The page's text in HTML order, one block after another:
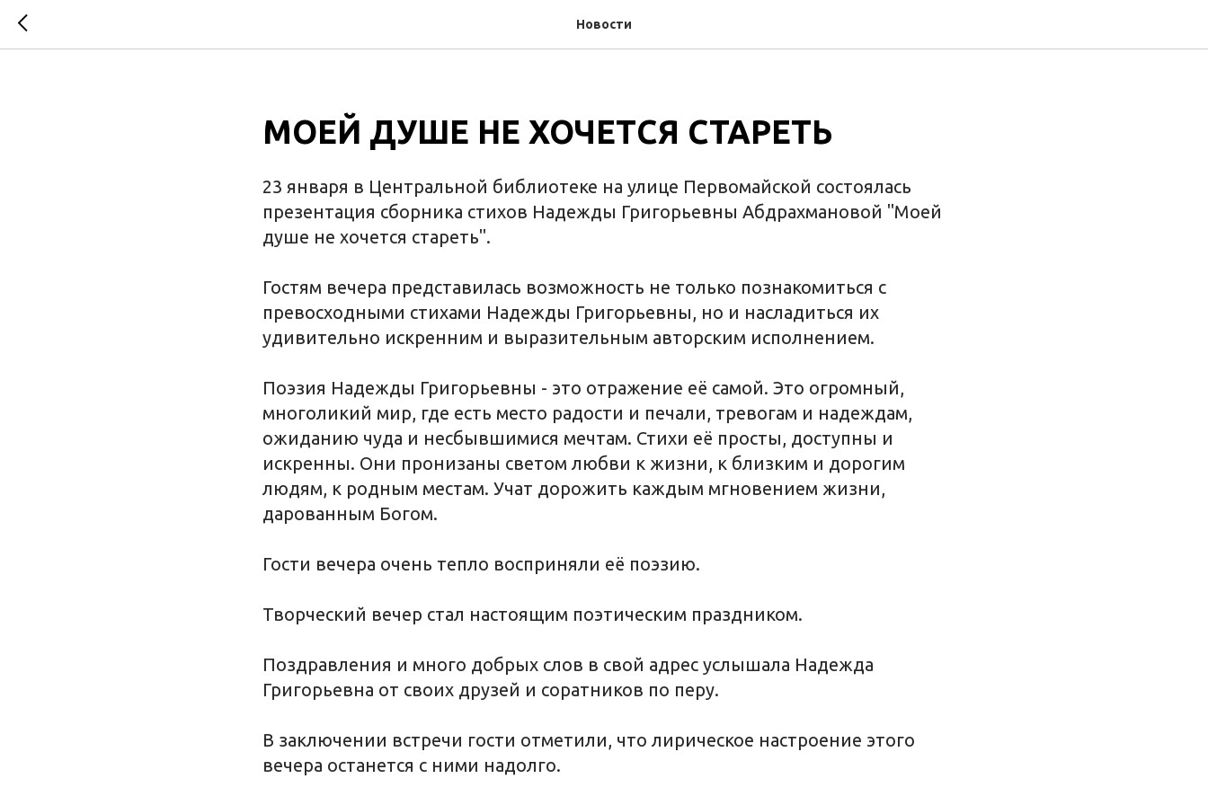
Новости
МОЕЙ ДУШЕ НЕ ХОЧЕТСЯ СТАРЕТЬ
23 января в Центральной библиотеке на улице Первомайской состоялась
презентация сборника стихов Надежды Григорьевны Абдрахмановой "Моей
душе не хочется стареть".
Гостям вечера представилась возможность не только познакомиться с
превосходными стихами Надежды Григорьевны, но и насладиться их
удивительно искренним и выразительным авторским исполнением.
Поэзия Надежды Григорьевны - это отражение её самой. Это огромный,
многоликий мир, где есть место радости и печали, тревогам и надеждам,
ожиданию чуда и несбывшимися мечтам. Стихи её просты, доступны и
искренны. Они пронизаны светом любви к жизни, к близким и дорогим
людям, к родным местам. Учат дорожить каждым мгновением жизни,
дарованным Богом.
Гости вечера очень тепло восприняли её поэзию.
Творческий вечер стал настоящим поэтическим праздником.
Поздравления и много добрых слов в свой адрес услышала Надежда
Григорьевна от своих друзей и соратников по перу.
В заключении встречи гости отметили, что лирическое настроение этого
вечера останется с ними надолго.